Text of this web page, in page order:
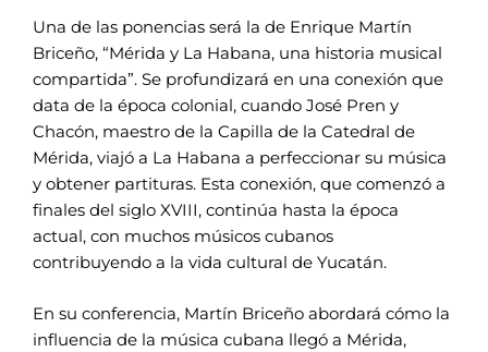
Una de las ponencias será la de Enrique Martín
Briceño, “Mérida y La Habana, una historia musical
compartida”. Se profundizará en una conexión que
data de la época colonial, cuando José Pren y
Chacón, maestro de la Capilla de la Catedral de
Mérida, viajó a La Habana a perfeccionar su música
y obtener partituras. Esta conexión, que comenzó a
finales del siglo XVIII, continúa hasta la época
actual, con muchos músicos cubanos
contribuyendo a la vida cultural de Yucatán.
En su conferencia, Martín Briceño abordará cómo la
influencia de la música cubana llegó a Mérida,